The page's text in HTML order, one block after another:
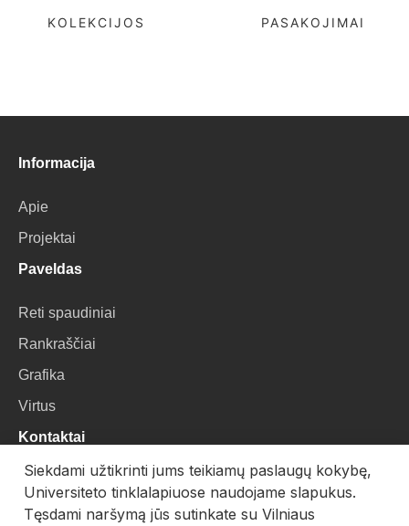
KOLEKCIJOS PASAKOJIMAI
Informacija
Apie
Projektai
Paveldas
Reti spaudiniai
Rankraščiai
Grafika
Virtus
Kontaktai
VU Biblioteka
Universiteto g. 3, LT-01122, Vilnius
Siekdami užtikrinti jums teikiamų paslaugų kokybę,
Universiteto tinklalapiuose naudojame slapukus.
Tęsdami naršymą jūs sutinkate su Vilniaus